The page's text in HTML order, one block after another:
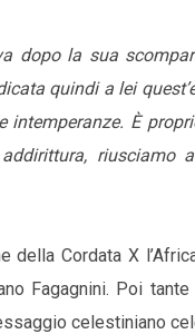
dopo la sua
quindi a lei
intemperanze. È
della Cordata X
Fagagnini. Poi
celestiniano